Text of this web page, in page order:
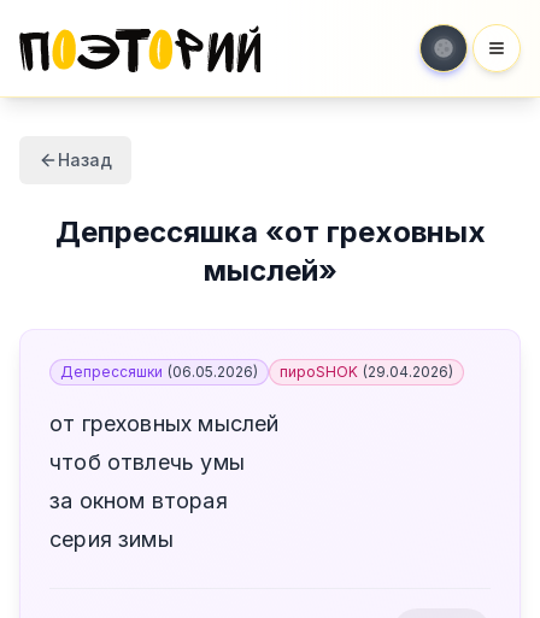
Назад
Депрессяшка «от греховных
мыслей»
Депрессяшки (06.05.2026) пироSHOK (29.04.2026)
от греховных мыслей
чтоб отвлечь умы
за окном вторая
серия зимы